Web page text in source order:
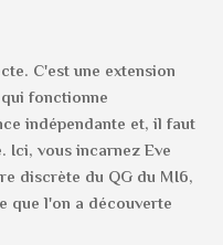
C'est une extension
fonctionne
indépendante et, il faut
Ici, vous incarnez Eve
discrète du QG du MI6,
que l'on a découverte